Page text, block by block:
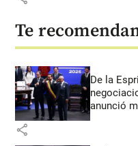
Te
De la
anunció
share